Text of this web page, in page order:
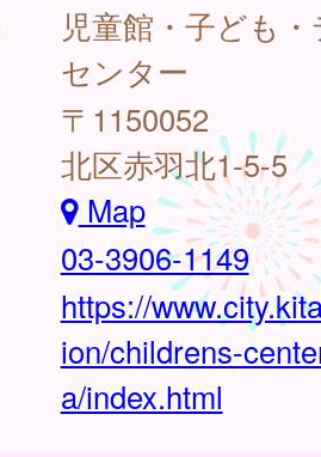
児童館・子ども
センター
〒1150052
北区赤羽北1-5-5
Map
03-3906-1149
https://
ion/childrens-
a/index.html